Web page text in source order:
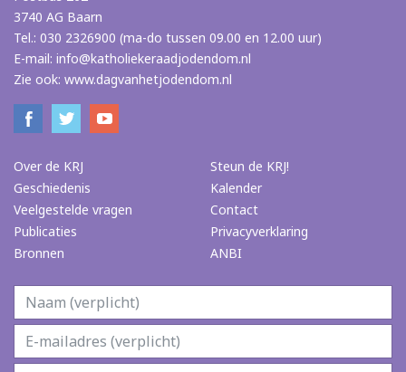
3740 AG Baarn
Tel.: 030 2326900 (ma-do tussen 09.00 en 12.00 uur)
E-mail: info@katholiekeraadjodendom.nl
Zie ook: www.dagvanhetjodendom.nl
Over de KRJ
Geschiedenis
Veelgestelde vragen
Publicaties
Bronnen
Steun de KRJ!
Kalender
Contact
Privacyverklaring
ANBI